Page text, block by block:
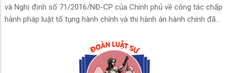
và Nghị định số 71/2016/NĐ-CP của Chính phủ về công tác chấp
hành pháp luật tố tụng hành chính và thi hành án hành chính đã
các bản án, quyết định hành chính của Tòa án đạt tỷ lệ thấp, vẫn
nhiều bản án hành chính thuộc trách nhiệm thi hành của Ủy ban
nhân dân, Chủ tịch Ủy ban nhân dân đã có hiệu lực pháp luật